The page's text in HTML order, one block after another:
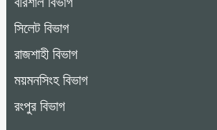
সিলেট বিভাগ
রাজশাহী বিভাগ
ময়মনসিংহ বিভাগ
রংপুর বিভাগ